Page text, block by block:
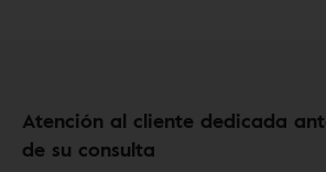
Atención al cliente dedicada
de su consulta